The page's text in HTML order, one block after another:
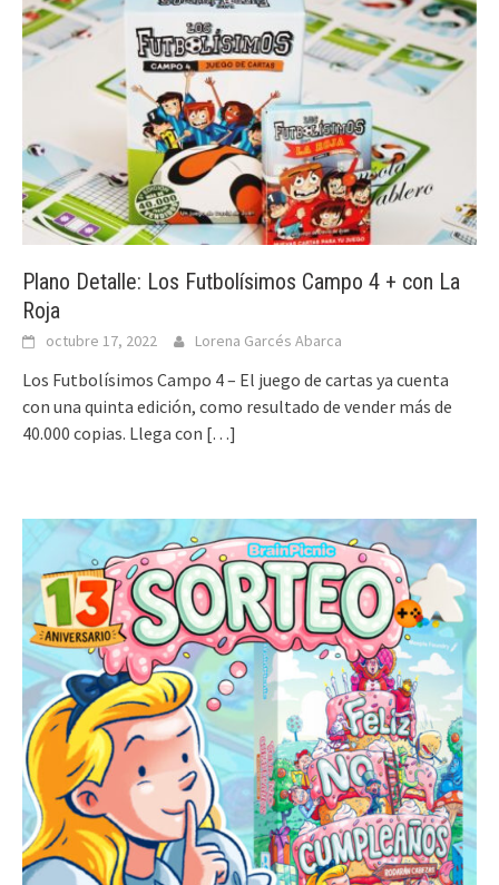
Plano Detalle: Los Futbolísimos Campo 4 + con La
Roja
octubre 17, 2022 Lorena Garcés Abarca
Los Futbolísimos Campo 4 – El juego de cartas ya cuenta
con una quinta edición, como resultado de vender más de
40.000 copias. Llega con […]